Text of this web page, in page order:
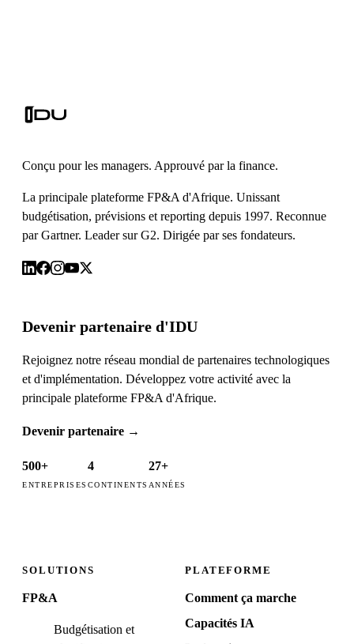
Conçu pour les managers. Approuvé par la finance.
La principale plateforme FP&A d'Afrique. Unissant
budgétisation, prévisions et reporting depuis 1997. Reconnue
par Gartner. Leader sur G2. Dirigée par ses fondateurs.
Devenir partenaire d'IDU
Rejoignez notre réseau mondial de partenaires technologiques
et d'implémentation. Développez votre activité avec la
principale plateforme FP&A d'Afrique.
Devenir partenaire →
500+
ENTREPRISES
4
CONTINENTS
27+
ANNÉES
SOLUTIONS
FP&A
Budgétisation et
PLATEFORME
Comment ça marche
Capacités IA